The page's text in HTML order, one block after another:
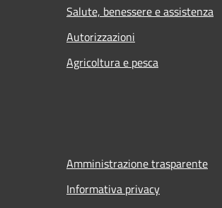
Salute, benessere e assistenza
Autorizzazioni
Agricoltura e pesca
Amministrazione trasparente
Informativa privacy